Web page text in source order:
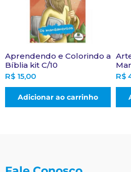
Aprendendo e Colorindo a
Bíblia kit C/10
R$ 15,00
Adicionar ao carrinho
R$